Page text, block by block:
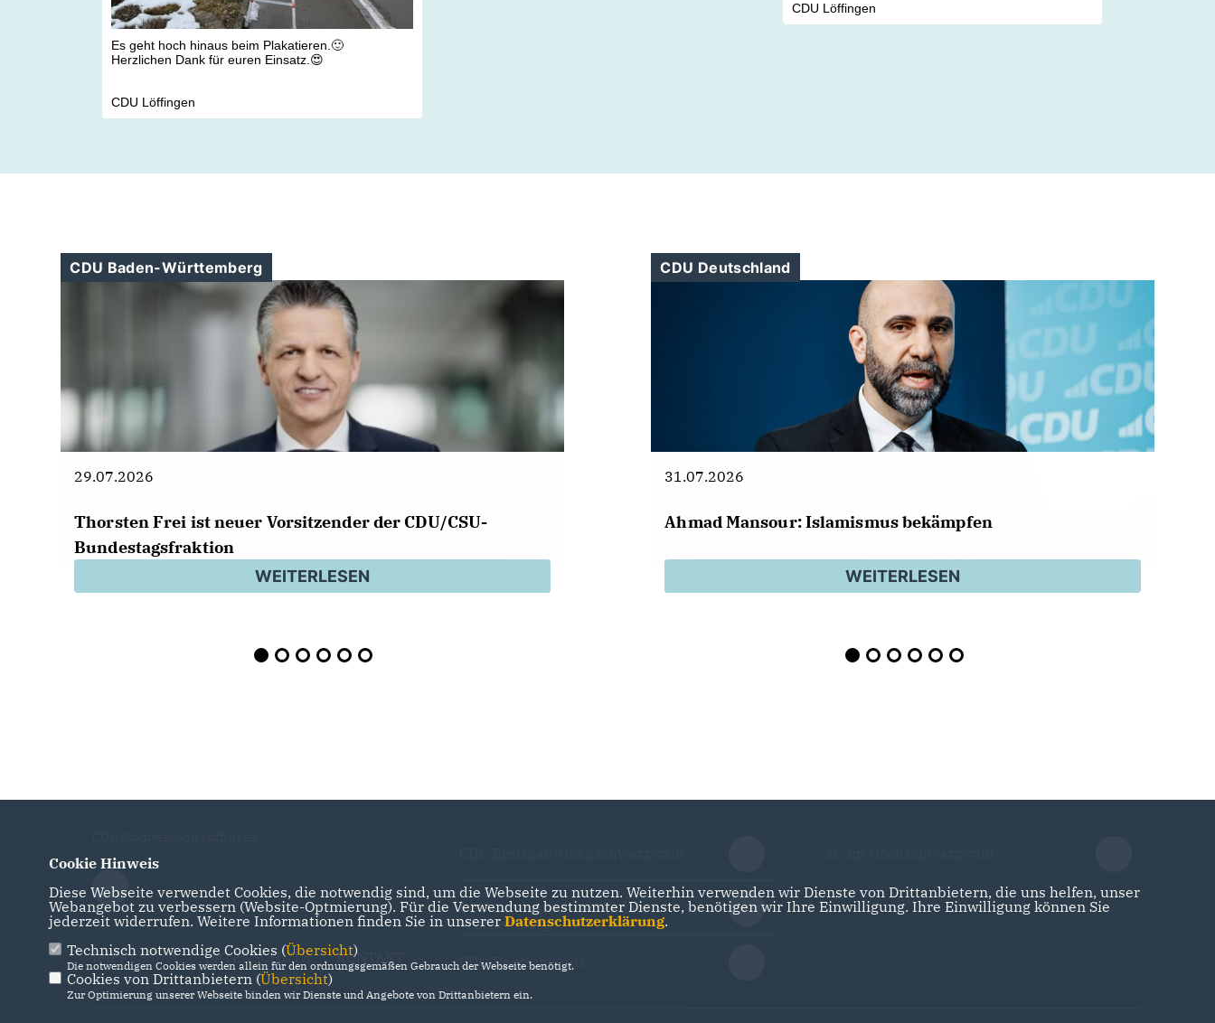
CDU Löffingen
Es geht hoch hinaus beim Plakatieren.🙂
Herzlichen Dank für euren Einsatz.😍
CDU Löffingen
CDU Baden-Württemberg
29.07.2026
Thorsten Frei ist neuer Vorsitzender der CDU/CSU-
Bundestagsfraktion
WEITERLESEN
CDU Deutschland
31.07.2026
Ahmad Mansour: Islamismus bekämpfen
WEITERLESEN
IMPRESSUM DATENSCHUTZ KONTAKT
CDU Landesverband Baden-
Württemberg
CDU Deutschlands
Cookie Hinweis
Diese Webseite verwendet Cookies, die notwendig sind, um die Webseite zu nutzen. Weiterhin verwenden wir Dienste von Drittanbietern, die uns helfen, unser
Webangebot zu verbessern (Website-Optmierung). Für die Verwendung bestimmter Dienste, benötigen wir Ihre Einwilligung. Ihre Einwilligung können Sie
jederzeit widerrufen. Weitere Informationen finden Sie in unserer Datenschutzerklärung.
Technisch notwendige Cookies (Übersicht)
Die notwendigen Cookies werden allein für den ordnungsgemäßen Gebrauch der Webseite benötigt.
Cookies von Drittanbietern (Übersicht)
Zur Optimierung unserer Webseite binden wir Dienste und Angebote von Drittanbietern ein.